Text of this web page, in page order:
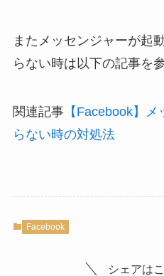
またメッセンジャーが起
らない時は以下の記事を
関連記事【Facebook】メ
らない時の対処法
Facebook
シェアは